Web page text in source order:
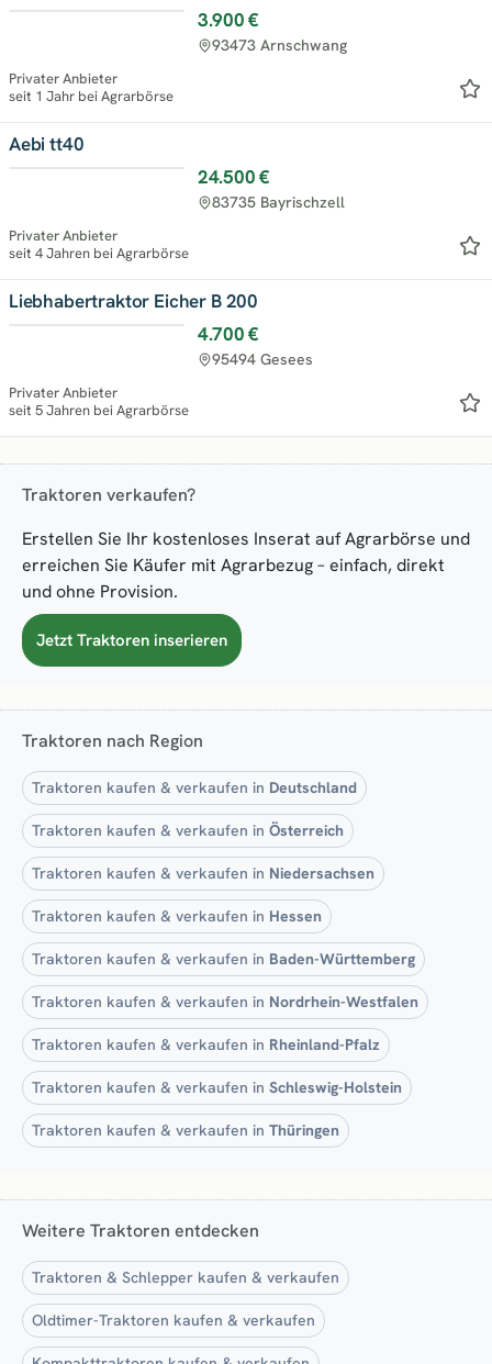
3.900 €
93473 Arnschwang
Privater Anbieter
seit 1 Jahr bei Agrarbörse
Aebi tt40
24.500 €
83735 Bayrischzell
Privater Anbieter
seit 4 Jahren bei Agrarbörse
Liebhabertraktor Eicher B 200
4.700 €
95494 Gesees
Privater Anbieter
seit 5 Jahren bei Agrarbörse
Traktoren verkaufen?
Erstellen Sie Ihr kostenloses Inserat auf Agrarbörse und
erreichen Sie Käufer mit Agrarbezug – einfach, direkt
und ohne Provision.
Jetzt Traktoren inserieren
Traktoren nach Region
Traktoren kaufen & verkaufen in Deutschland
Traktoren kaufen & verkaufen in Österreich
Traktoren kaufen & verkaufen in Niedersachsen
Traktoren kaufen & verkaufen in Hessen
Traktoren kaufen & verkaufen in Baden-Württemberg
Traktoren kaufen & verkaufen in Nordrhein-Westfalen
Traktoren kaufen & verkaufen in Rheinland-Pfalz
Traktoren kaufen & verkaufen in Schleswig-Holstein
Traktoren kaufen & verkaufen in Thüringen
Weitere Traktoren entdecken
Traktoren & Schlepper kaufen & verkaufen
Oldtimer-Traktoren kaufen & verkaufen